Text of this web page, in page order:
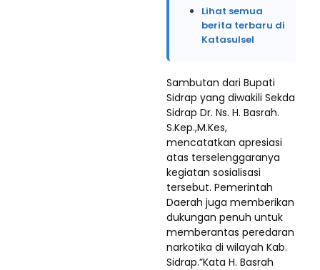
Lihat semua
berita terbaru di
Katasulsel
Sambutan dari Bupati
Sidrap yang diwakili Sekda
Sidrap Dr. Ns. H. Basrah.
S.Kep.,M.Kes,
mencatatkan apresiasi
atas terselenggaranya
kegiatan sosialisasi
tersebut. Pemerintah
Daerah juga memberikan
dukungan penuh untuk
memberantas peredaran
narkotika di wilayah Kab.
Sidrap.”Kata H. Basrah